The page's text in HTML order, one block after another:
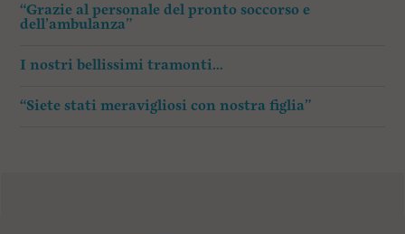
“Grazie al personale del pronto soccorso e
dell’ambulanza”
I nostri bellissimi tramonti…
“Siete stati meravigliosi con nostra figlia”